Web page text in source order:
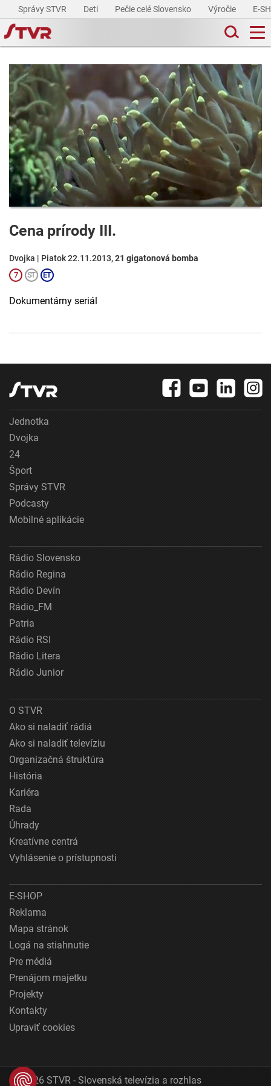
Správy STVR Deti Pečie celé Slovensko Výročie E-
Cena prírody III.
Dvojka | Piatok 22.11.2013,21 gigatonová bomba
Dokumentárny seriál
Jednotka
Dvojka
24
Šport
Správy STVR
Podcasty
Mobilné aplikácie
Rádio Slovensko
Rádio Regina
Rádio Devín
Rádio_FM
Patria
Rádio RSI
Rádio Litera
Rádio Junior
O STVR
Ako si naladiť rádiá
Ako si naladiť televíziu
Organizačná štruktúra
História
Kariéra
Rada
Úhrady
Kreatívne centrá
Vyhlásenie o prístupnosti
E-SHOP
Reklama
Mapa stránok
Logá na stiahnutie
Pre médiá
Prenájom majetku
Projekty
Kontakty
Upraviť cookies
© 2026 STVR - Slovenská televízia a rozhlas